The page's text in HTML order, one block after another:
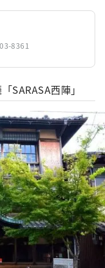
8361
SARASA西陣」